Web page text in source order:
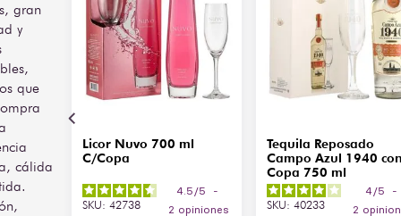
gran
y
que
cálida
Apple
/5-
Licor Nuvo 700 ml
C/Copa
4.5 /5
-
2 opiniones
SKU:42738
Tequila Reposado
Campo Azul 1940
Copa 750 ml
4 /5
-
2
SKU:40233